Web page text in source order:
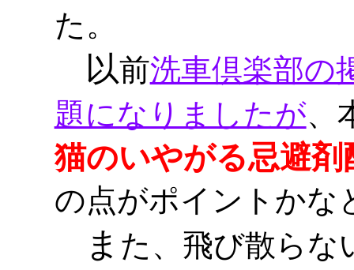
た。
以前洗車倶楽部の
題になりましたが、
猫のいやがる忌避剤
の点がポイントかな
ま た、飛び散らな